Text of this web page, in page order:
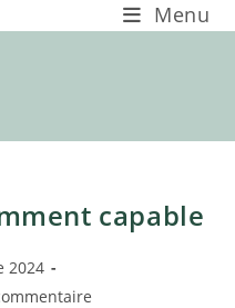
Menu
capable
2024